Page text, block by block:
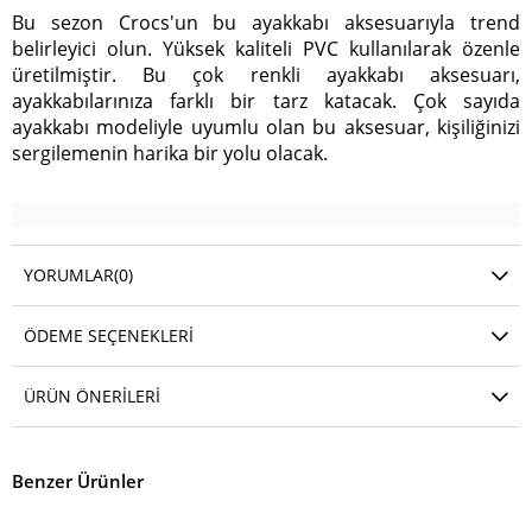
Bu sezon Crocs'un bu ayakkabı aksesuarıyla trend
belirleyici olun. Yüksek kaliteli PVC kullanılarak özenle
üretilmiştir. Bu çok renkli ayakkabı aksesuarı,
ayakkabılarınıza farklı bir tarz katacak. Çok sayıda
ayakkabı modeliyle uyumlu olan bu aksesuar, kişiliğinizi
sergilemenin harika bir yolu olacak.
YORUMLAR(0)
ÖDEME SEÇENEKLERI
ÜRÜN ÖNERILERI
Benzer Ürünler